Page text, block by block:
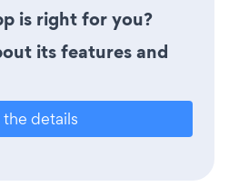
is right for you?
its features and
the details